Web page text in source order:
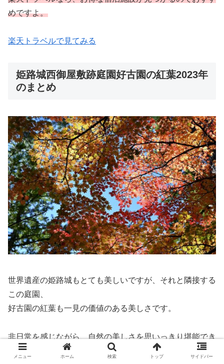
めですよ。
楽天トラベルで見てみる
姫路城西御屋敷跡庭園好古園の紅葉2023年
のまとめ
世界遺産の姫路城もとても美しいですが、それと隣接する
この庭園、
好古園の紅葉も一見の価値のある美しさです。
非日常を感じながら、自然の美しさを思いっきり堪能でき
ます。
メニュー ホーム 検索 トップ サイドバー